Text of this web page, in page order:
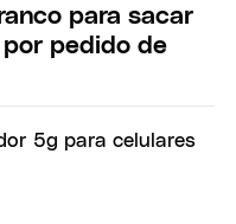
para sacar
pedido de